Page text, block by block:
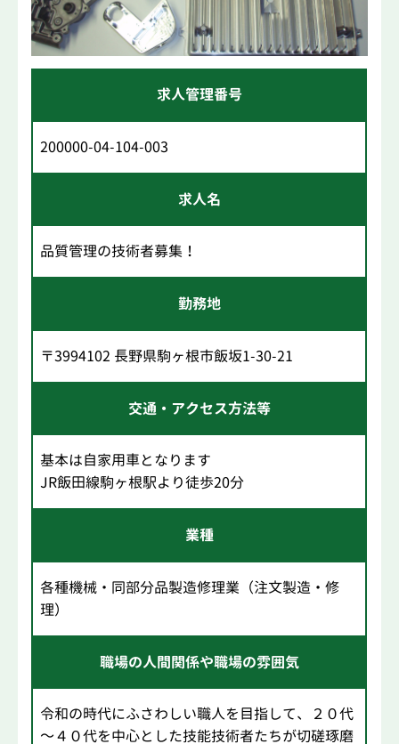
求人管理番号
200000-04-104-003
求人名
品質管理の技術者募集！
勤務地
〒3994102 長野県駒ヶ根市飯坂1-30-21
交通・アクセス方法等
基本は自家用車となります
JR飯田線駒ヶ根駅より徒歩20分
業種
各種機械・同部分品製造修理業（注文製造・修
理）
職場の人間関係や職場の雰囲気
令和の時代にふさわしい職人を目指して、２０代
～４０代を中心とした技能技術者たちが切磋琢磨